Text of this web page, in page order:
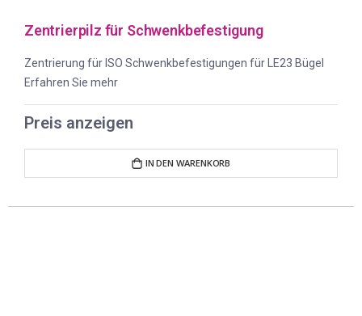
Zentrierpilz für Schwenkbefestigung
Zentrierung für ISO Schwenkbefestigungen für LE23 Bügel
Erfahren Sie mehr
Preis anzeigen
IN DEN WARENKORB